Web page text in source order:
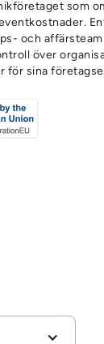
som
och
över
för sina